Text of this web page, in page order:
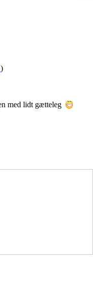
)
med lidt gætteleg